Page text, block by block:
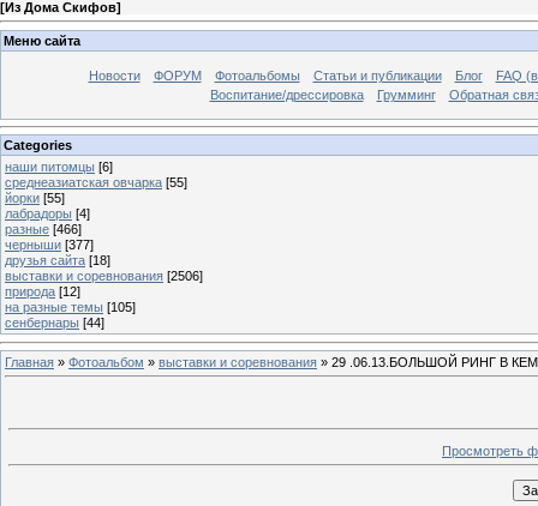
[Из Дома Скифов]
Меню сайта
Новости ФОРУМ Фотоальбомы Статьи и публикации Блог
FAQ
Воспитание/дрессировка
Грумминг Обратная
Categories
наши питомцы [6]
среднеазиатская овчарка [55]
йорки [55]
лабрадоры [4]
разные [466]
черныши [377]
друзья сайта [18]
выставки и соревнования [2506]
природа [12]
на разные темы [105]
сенбернары [44]
Главная » Фотоальбом » выставки и соревнования » 29 .06.13.БОЛЬШОЙ РИНГ В
Просмотреть